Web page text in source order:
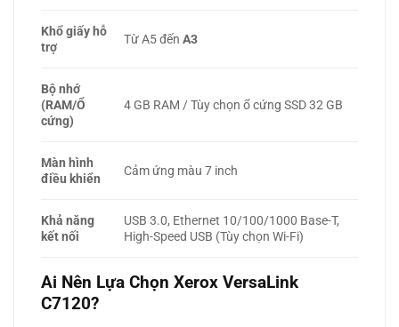
Khổ giấy hỗ
trợ
Từ A5 đếnA3
Bộ nhớ
(RAM/Ổ
cứng)
4 GB RAM / Tùy chọn ổ cứng SSD 32 GB
Màn hình
điều khiển
Cảm ứng màu 7 inch
Khả năng
kết nối
USB 3.0, Ethernet 10/100/1000 Base-T,
High-Speed USB (Tùy chọn Wi-Fi)
Ai Nên Lựa Chọn Xerox VersaLink
C7120?